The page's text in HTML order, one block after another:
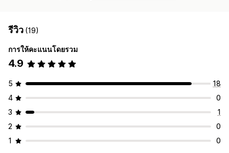
รีวิว (19)
การให้คะแนนโดยรวม
4.9
5
18
4
0
3
1
2
0
1
0